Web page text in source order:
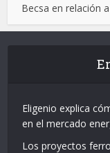
Becsa en relación
Eligenio explica
en el mercado
Los proyectos